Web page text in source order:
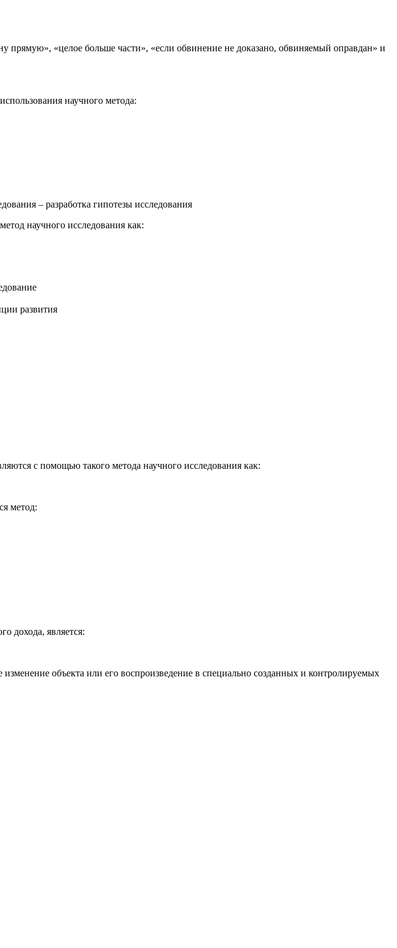
прямую», «целое больше части», «если обвинение не доказано, обвиняемый оправдан» и
научного метода:
– разработка гипотезы исследования
научного исследования как:
развития
с помощью такого метода научного исследования как:
метод:
дохода, является:
объекта или его воспроизведение в специально созданных и контролируемых